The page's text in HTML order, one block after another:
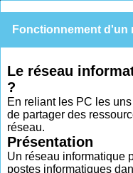
Fonctionnement d'un
Le réseau
?
En reliant les PC les
de partager des
réseau.
Présentation
Un réseau informatique
postes informatiques